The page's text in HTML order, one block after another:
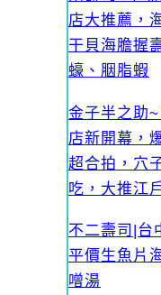
店大推薦，
干貝海膽握
蠔、胭脂蝦
金子半之助
店新開幕，
超合拍，穴
吃，大推江
不二壽司|台
平價生魚片
噌湯